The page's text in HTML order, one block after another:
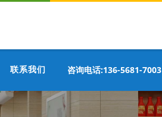
联系我们 咨询电话:136-5681-7003